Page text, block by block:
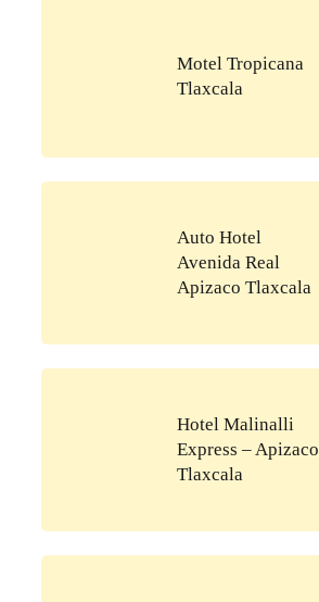
Motel Tropicana
Tlaxcala
Auto Hotel
Avenida Real
Apizaco Tlaxcala
Hotel Malinalli
Express – Apizaco
Tlaxcala